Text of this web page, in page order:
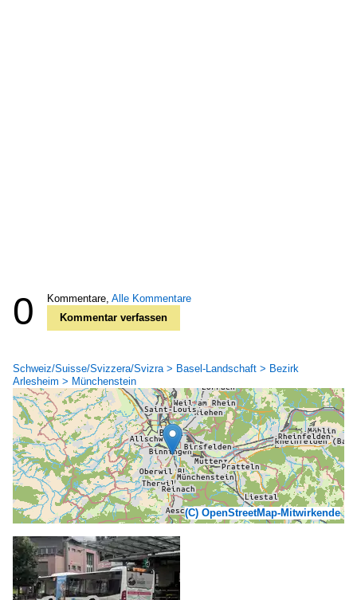
0 Kommentare, Alle Kommentare
Kommentar verfassen
Schweiz/Suisse/Svizzera/Svizra > Basel-Landschaft > Bezirk
Arlesheim > Münchenstein
(C) OpenStreetMap-Mitwirkende